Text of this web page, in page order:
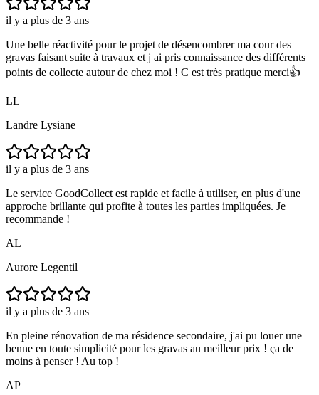
il y a plus de 3 ans
Une belle réactivité pour le projet de désencombrer ma cour des
gravas faisant suite à travaux et j ai pris connaissance des différents
points de collecte autour de chez moi ! C est très pratique merci👍
LL
Landre Lysiane
il y a plus de 3 ans
Le service GoodCollect est rapide et facile à utiliser, en plus d'une
approche brillante qui profite à toutes les parties impliquées. Je
recommande !
AL
Aurore Legentil
il y a plus de 3 ans
En pleine rénovation de ma résidence secondaire, j'ai pu louer une
benne en toute simplicité pour les gravas au meilleur prix ! ça de
moins à penser ! Au top !
AP